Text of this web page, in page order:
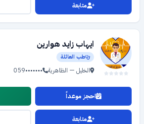
متابعة
ايهاب زايد هوارين
طب العائلة
الخليل — الظاهرية 059•••••••
احجز موعداً
متابعة